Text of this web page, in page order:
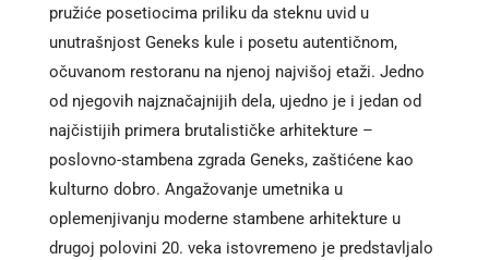
pružiće posetiocima priliku da steknu uvid u
unutrašnjost Geneks kule i posetu autentičnom,
očuvanom restoranu na njenoj najvišoj etaži. Jedno
od njegovih najznačajnijih dela, ujedno je i jedan od
najčistijih primera brutalističke arhitekture –
poslovno-stambena zgrada Geneks, zaštićene kao
kulturno dobro. Angažovanje umetnika u
oplemenjivanju moderne stambene arhitekture u
drugoj polovini 20. veka istovremeno je predstavljalo